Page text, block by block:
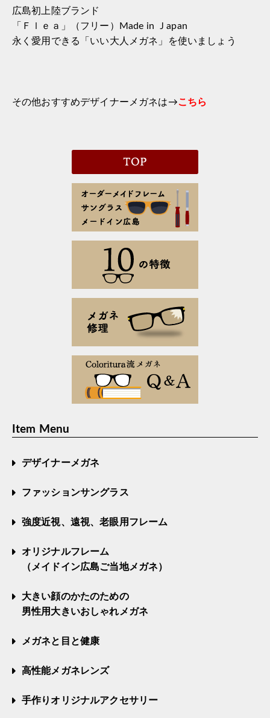
広島初上陸ブランド
「Ｆｌｅａ」（フリー）Made in Ｊapan
永く愛用できる「いい大人メガネ」を使いましょう
その他おすすめデザイナーメガネは→こちら
Item Menu
デザイナーメガネ
ファッションサングラス
強度近視、遠視、老眼用フレーム
オリジナルフレーム
（メイドイン広島ご当地メガネ）
大きい顔のかたのための
男性用大きいおしゃれメガネ
メガネと目と健康
高性能メガネレンズ
手作りオリジナルアクセサリー